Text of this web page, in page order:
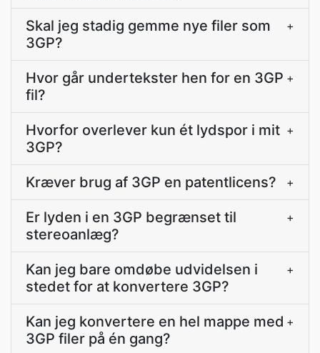
Skal jeg stadig gemme nye filer som
3GP?
+
Hvor går undertekster hen for en 3GP
fil?
+
Hvorfor overlever kun ét lydspor i mit
3GP?
+
Kræver brug af 3GP en patentlicens? +
Er lyden i en 3GP begrænset til
stereoanlæg?
+
Kan jeg bare omdøbe udvidelsen i
stedet for at konvertere 3GP?
+
Kan jeg konvertere en hel mappe med
3GP filer på én gang?
+